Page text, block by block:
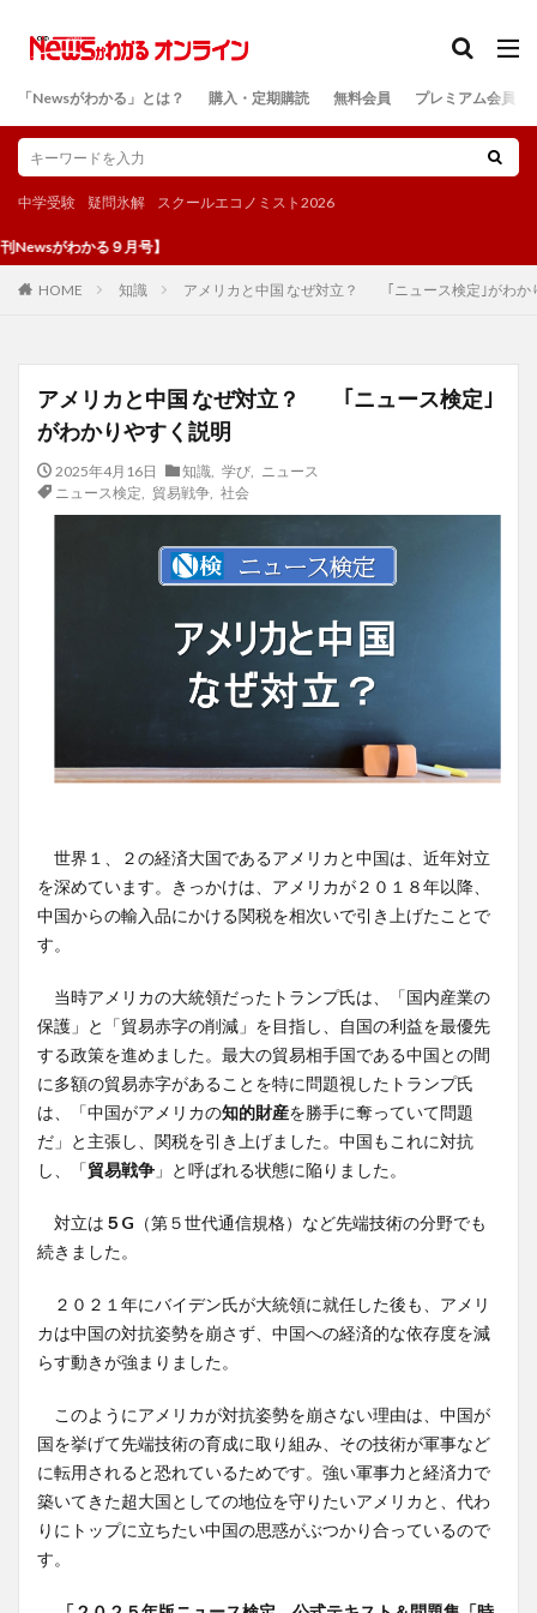
「Newsがわかる」とは？ 購入・定期購読 無料会員 プレミアム会員
中学受験 疑問氷解 スクールエコノミスト2026
かる９月号】
HOME 知識 アメリカと中国 なぜ対立？ ｢ニュース検定｣がわか
アメリカと中国 なぜ対立？ ｢ニュース検定｣
がわかりやすく説明
2025年4月16日 知識 学び
ニュース
ニュース検定
貿易戦争, 社会
世界１、２の経済大国であるアメリカと中国は、近年対立
を深めています。きっかけは、アメリカが２０１８年以降、
中国からの輸入品にかける関税を相次いで引き上げたことで
す。
当時アメリカの大統領だったトランプ氏は、「国内産業の
保護」と「貿易赤字の削減」を目指し、自国の利益を最優先
する政策を進めました。最大の貿易相手国である中国との間
に多額の貿易赤字があることを特に問題視したトランプ氏
は、「中国がアメリカの知的財産を勝手に奪っていて問題
だ」と主張し、関税を引き上げました。中国もこれに対抗
し、「貿易戦争 」と呼ばれる状態に陥りました。
対立は ５G （第５世代通信規格）など先端技術の分野でも
続きました。
２０２１年にバイデン氏が大統領に就任した後も、アメリ
カは中国の対抗姿勢を崩さず、中国への経済的な依存度を減
らす動きが強まりました。
このようにアメリカが対抗姿勢を崩さない理由は、中国が
国を挙げて先端技術の育成に取り組み、その技術が軍事など
に転用されると恐れているためです。強い軍事力と経済力で
築いてきた超大国としての地位を守りたいアメリカと、代わ
りにトップに立ちたい中国の思惑がぶつかり合っているので
す。
検索